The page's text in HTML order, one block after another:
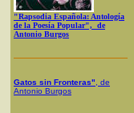
"Rapsodia Española: Antología
de la Poesía Popular", de
Antonio Burgos
Gatos sin Fronteras" , de
Antonio Burgos